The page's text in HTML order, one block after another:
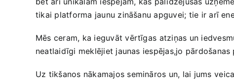
tikai platforma jaunu zināšanu ‍apguvei; tie ir arī
Mēs ceram, ka ieguvāt vērtīgas ⁤atziņas un
neatlaidīgi meklējiet jaunas iespējas,jo
Uz tikšanos nākamajos semināros un, ​lai jums⁢